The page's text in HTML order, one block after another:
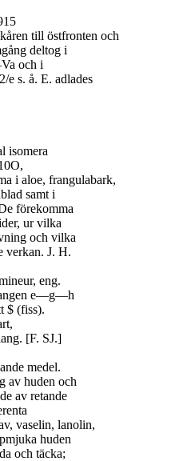
till östfronten och
deltog i
och i
s. å. E. adlades
isomera
i aloe, frangulabark,
samt i
förekomma
ur vilka
och vilka
verkan. J. H.
eng.
e—g—h
$ (fiss).
[F. SJ.]
medel.
av huden och
av retande
vaselin, lanolin,
huden
och täcka;